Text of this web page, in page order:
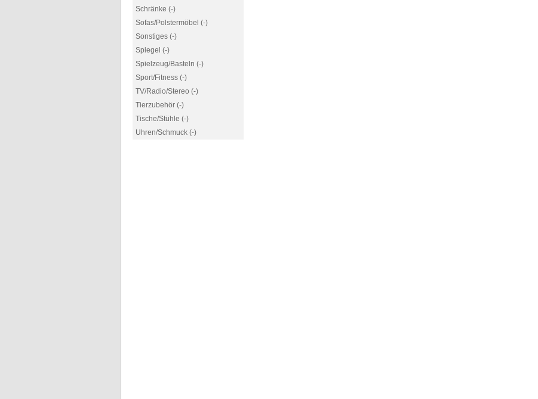
Schränke (-)
Sofas/Polstermöbel (-)
Sonstiges (-)
Spiegel (-)
Spielzeug/Basteln (-)
Sport/Fitness (-)
TV/Radio/Stereo (-)
Tierzubehör (-)
Tische/Stühle (-)
Uhren/Schmuck (-)